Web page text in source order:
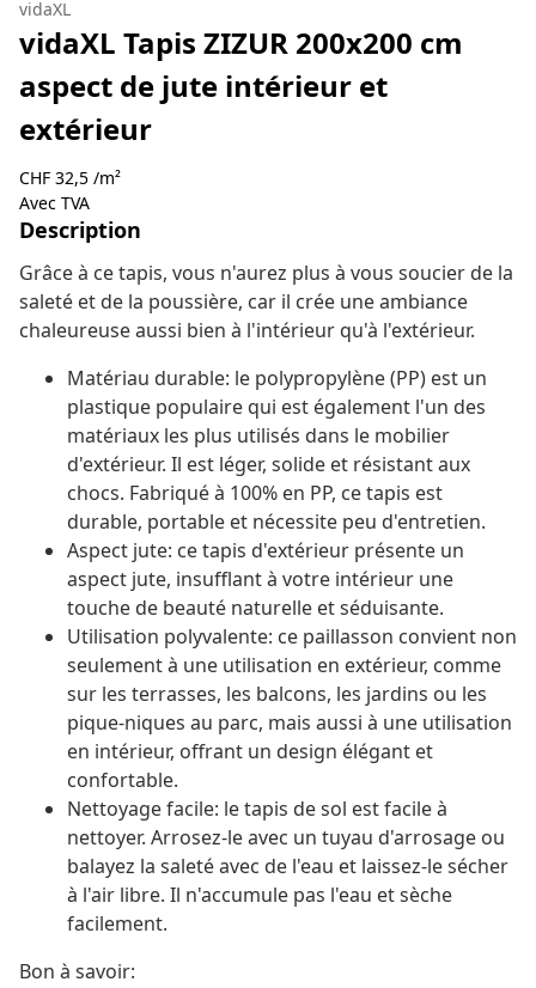
vidaXL
vidaXL Tapis ZIZUR 200x200 cm
aspect de jute intérieur et
extérieur
CHF 32,5 /m²
Avec TVA
Description
Grâce à ce tapis, vous n'aurez plus à vous soucier de la
saleté et de la poussière, car il crée une ambiance
chaleureuse aussi bien à l'intérieur qu'à l'extérieur.
Matériau durable: le polypropylène (PP) est un
plastique populaire qui est également l'un des
matériaux les plus utilisés dans le mobilier
d'extérieur. Il est léger, solide et résistant aux
chocs. Fabriqué à 100% en PP, ce tapis est
durable, portable et nécessite peu d'entretien.
Aspect jute: ce tapis d'extérieur présente un
aspect jute, insufflant à votre intérieur une
touche de beauté naturelle et séduisante.
Utilisation polyvalente: ce paillasson convient non
seulement à une utilisation en extérieur, comme
sur les terrasses, les balcons, les jardins ou les
pique-niques au parc, mais aussi à une utilisation
en intérieur, offrant un design élégant et
confortable.
Nettoyage facile: le tapis de sol est facile à
nettoyer. Arrosez-le avec un tuyau d'arrosage ou
balayez la saleté avec de l'eau et laissez-le sécher
à l'air libre. Il n'accumule pas l'eau et sèche
facilement.
Bon à savoir: